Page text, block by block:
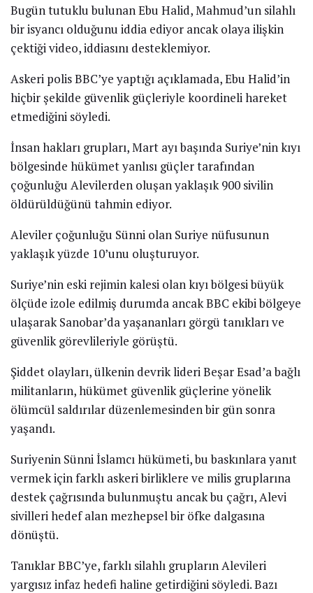
Bugün tutuklu bulunan Ebu Halid, Mahmud’un silahlı
bir isyancı olduğunu iddia ediyor ancak olaya ilişkin
çektiği video, iddiasını desteklemiyor.
Askeri polis BBC’ye yaptığı açıklamada, Ebu Halid’in
hiçbir şekilde güvenlik güçleriyle koordineli hareket
etmediğini söyledi.
İnsan hakları grupları, Mart ayı başında Suriye’nin kıyı
bölgesinde hükümet yanlısı güçler tarafından
çoğunluğu Alevilerden oluşan yaklaşık 900 sivilin
öldürüldüğünü tahmin ediyor.
Aleviler çoğunluğu Sünni olan Suriye nüfusunun
yaklaşık yüzde 10’unu oluşturuyor.
Suriye’nin eski rejimin kalesi olan kıyı bölgesi büyük
ölçüde izole edilmiş durumda ancak BBC ekibi bölgeye
ulaşarak Sanobar’da yaşananları görgü tanıkları ve
güvenlik görevlileriyle görüştü.
Şiddet olayları, ülkenin devrik lideri Beşar Esad’a bağlı
militanların, hükümet güvenlik güçlerine yönelik
ölümcül saldırılar düzenlemesinden bir gün sonra
yaşandı.
Suriyenin Sünni İslamcı hükümeti, bu baskınlara yanıt
vermek için farklı askeri birliklere ve milis gruplarına
destek çağrısında bulunmuştu ancak bu çağrı, Alevi
sivilleri hedef alan mezhepsel bir öfke dalgasına
dönüştü.
Tanıklar BBC’ye, farklı silahlı grupların Alevileri
yargısız infaz hedefi haline getirdiğini söyledi. Bazı